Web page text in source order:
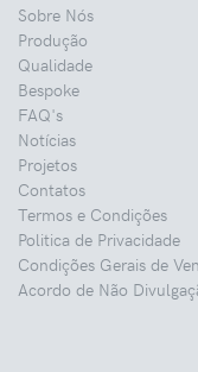
Sobre Nós
Produção
Qualidade
Bespoke
FAQ's
Notícias
Projetos
Contatos
Termos e Condições
Politica de Privacidade
Condições Gerais de
Acordo de Não